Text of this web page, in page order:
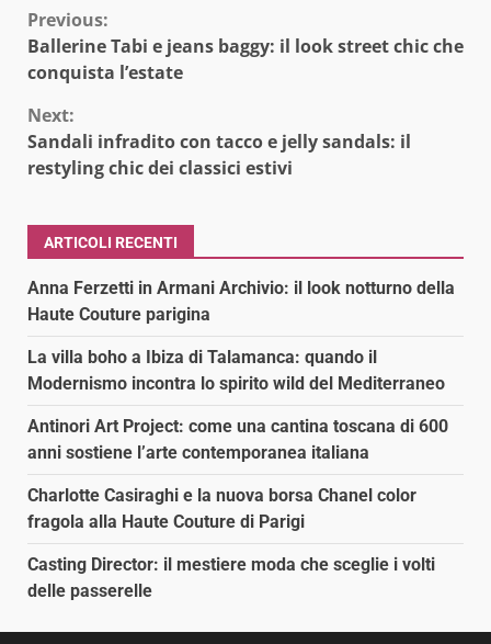
Continue
Reading
Previous:
Ballerine Tabi e jeans baggy: il look street chic che
conquista l’estate
Next:
Sandali infradito con tacco e jelly sandals: il
restyling chic dei classici estivi
ARTICOLI RECENTI
Anna Ferzetti in Armani Archivio: il look notturno della
Haute Couture parigina
La villa boho a Ibiza di Talamanca: quando il
Modernismo incontra lo spirito wild del Mediterraneo
Antinori Art Project: come una cantina toscana di 600
anni sostiene l’arte contemporanea italiana
Charlotte Casiraghi e la nuova borsa Chanel color
fragola alla Haute Couture di Parigi
Casting Director: il mestiere moda che sceglie i volti
delle passerelle